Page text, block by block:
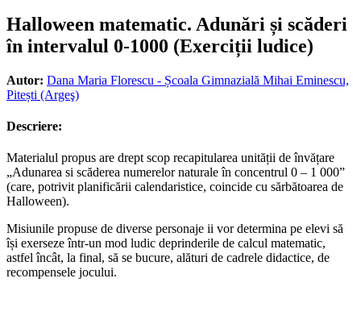
Halloween matematic. Adunări și scăderi
în intervalul 0-1000 (Exerciții ludice)
Autor: Dana Maria Florescu - Școala Gimnazială Mihai Eminescu,
Pitești (Argeş)
Descriere:
Materialul propus are drept scop recapitularea unității de învățare
„Adunarea si scăderea numerelor naturale în concentrul 0 – 1 000”
(care, potrivit planificării calendaristice, coincide cu sărbătoarea de
Halloween).
Misiunile propuse de diverse personaje ii vor determina pe elevi să
își exerseze într-un mod ludic deprinderile de calcul matematic,
astfel încât, la final, să se bucure, alături de cadrele didactice, de
recompensele jocului.